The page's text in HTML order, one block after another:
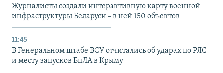
Журналисты создали интерактивную карту военной
инфраструктуры Беларуси – в ней 150 объектов
11:45
В Генеральном штабе ВСУ отчитались об ударах по РЛС
и месту запусков БпЛА в Крыму